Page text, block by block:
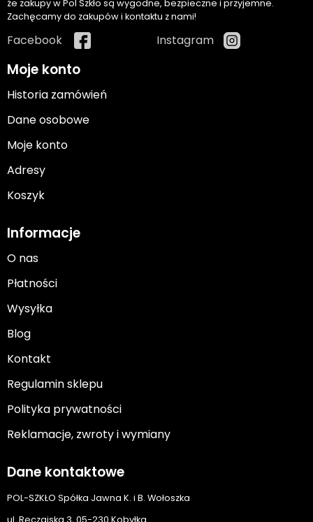
że zakupy w Pol Szkło są wygodne, bezpieczne i przyjemne.
Zachęcamy do zakupów i kontaktu z nami!
Facebook Instagram
Moje konto
Historia zamówień
Dane osobowe
Moje konto
Adresy
Koszyk
Informacje
O nas
Płatności
Wysyłka
Blog
Kontakt
Regulamin sklepu
Polityka prywatności
Reklamacje, zwroty i wymiany
Dane kontaktowe
POL-SZKŁO Spółka Jawna K. i B. Wołoszka